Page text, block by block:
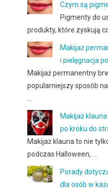
Czym są
Pigmenty do
produkty, które zyskują
Makijaż
i pielęgnacja
Makijaż permanentny
popularniejszy sposób
Makijaż
po kroku do
Makijaż klauna to nie
podczas Halloween, …
Porady
dla osób w